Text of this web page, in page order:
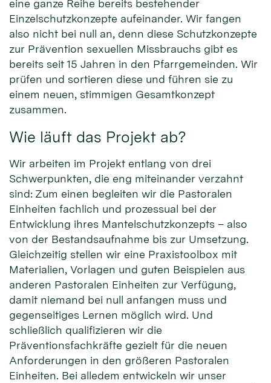
eine ganze Reihe bereits bestehender
Einzelschutzkonzepte aufeinander. Wir fangen
also nicht bei null an, denn diese Schutzkonzepte
zur Prävention sexuellen Missbrauchs gibt es
bereits seit 15 Jahren in den Pfarrgemeinden. Wir
prüfen und sortieren diese und führen sie zu
einem neuen, stimmigen Gesamtkonzept
zusammen.
Wie läuft das Projekt ab?
Wir arbeiten im Projekt entlang von drei
Schwerpunkten, die eng miteinander verzahnt
sind: Zum einen begleiten wir die Pastoralen
Einheiten fachlich und prozessual bei der
Entwicklung ihres Mantelschutzkonzepts – also
von der Bestandsaufnahme bis zur Umsetzung.
Gleichzeitig stellen wir eine Praxistoolbox mit
Materialien, Vorlagen und guten Beispielen aus
anderen Pastoralen Einheiten zur Verfügung,
damit niemand bei null anfangen muss und
gegenseitiges Lernen möglich wird. Und
schließlich qualifizieren wir die
Präventionsfachkräfte gezielt für die neuen
Anforderungen in den größeren Pastoralen
Einheiten. Bei alledem entwickeln wir unser